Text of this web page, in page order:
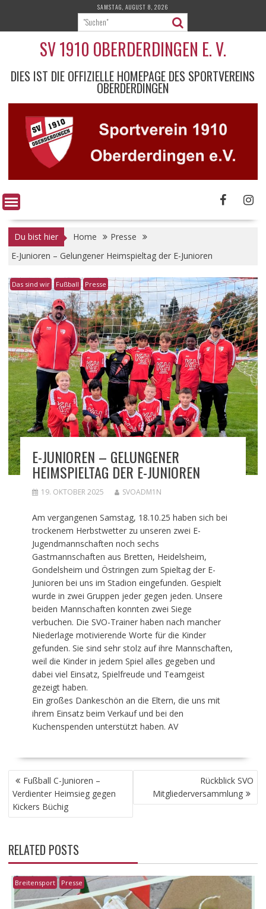
content
SAMSTAG, AUGUST 8, 2026
SV 1910 OBERDERDINGEN E. V.
DIES IST DIE OFFIZIELLE HOMEPAGE DES SPORTVEREINS
OBERDERDINGEN
Du bist hier Home
Presse
E-Junioren – Gelungener Heimspieltag der E-Junioren
Das sind wir Fußball Presse
E-JUNIOREN – GELUNGENER
HEIMSPIELTAG DER E-JUNIOREN
19. OKTOBER 2025 SVOADM1N
Am vergangenen Samstag, 18.10.25 haben sich bei
trockenem Herbstwetter zu unseren zwei E-
Jugendmannschaften noch sechs
Gastmannschaften aus Bretten, Heidelsheim,
Gondelsheim und Östringen zum Spieltag der E-
Junioren bei uns im Stadion eingefunden. Gespielt
wurde in zwei Gruppen jeder gegen jeden. Unsere
beiden Mannschaften konnten zwei Siege
verbuchen. Die SVO-Trainer haben nach mancher
Niederlage motivierende Worte für die Kinder
gefunden. Sie sind sehr stolz auf ihre Mannschaften,
weil die Kinder in jedem Spiel alles gegeben und
dabei viel Einsatz, Spielfreude und Teamgeist
gezeigt haben.
Ein großes Dankeschön an die Eltern, die uns mit
ihrem Einsatz beim Verkauf und bei den
Kuchenspenden unterstützt haben. AV
BEITRAGSNAVIGATION
Fußball C-Junioren –
Verdienter Heimsieg gegen
Kickers Büchig
Rückblick SVO
Mitgliederversammlung
RELATED POSTS
Breitensport Presse